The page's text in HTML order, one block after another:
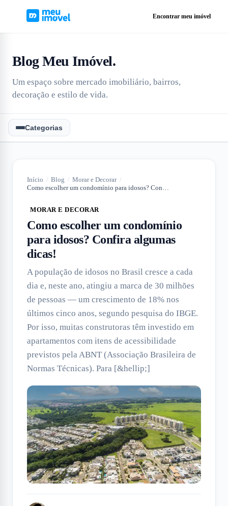
Encontrar meu imóvel
Blog Meu Imóvel.
Um espaço sobre mercado imobiliário, bairros,
decoração e estilo de vida.
Categorias
Início / Blog / Morar e Decorar /
Como escolher um condomínio para idosos? Confira algumas dicas!
MORAR E DECORAR
Como escolher um condomínio
para idosos? Confira algumas
dicas!
A população de idosos no Brasil cresce a cada
dia e, neste ano, atingiu a marca de 30 milhões
de pessoas — um crescimento de 18% nos
últimos cinco anos, segundo pesquisa do IBGE.
Por isso, muitas construtoras têm investido em
apartamentos com itens de acessibilidade
previstos pela ABNT (Associação Brasileira de
Normas Técnicas). Para [&hellip;]